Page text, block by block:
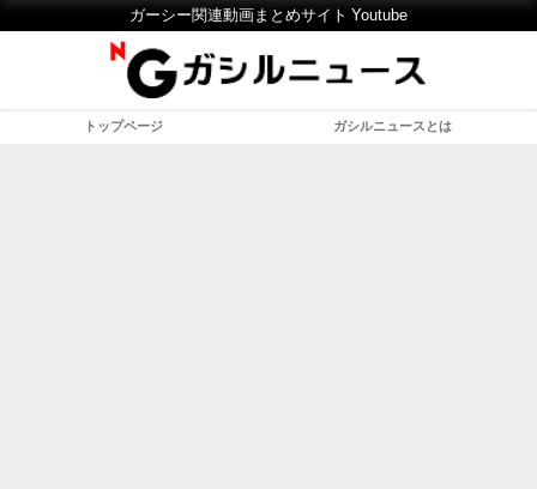
ガーシー関連動画まとめサイト Youtube
トップページ ガシルニュースとは